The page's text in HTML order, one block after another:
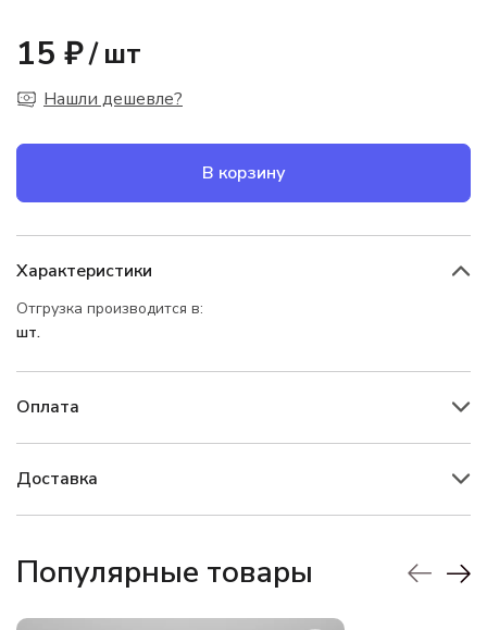
15 ₽/ шт
Нашли дешевле?
В корзину
Характеристики
Отгрузка производится в:
шт.
Оплата
Доставка
Популярные товары